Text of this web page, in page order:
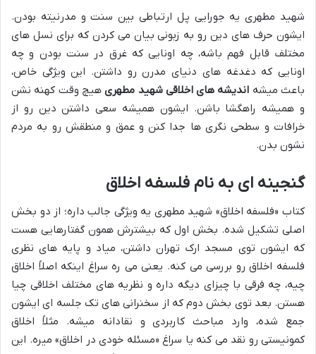
شهید مطهری یه جورایی پل ارتباطی بین سنت و مدرنیته بودن.
ایشون حرف های دین رو به زبونی بیان می کردن که برای نسل های
مختلف قابل فهم باشه، چه اونایی که غرق در سنت بودن و چه
اونایی که دغدغه های دنیای مدرن رو داشتن. این ویژگی خاص،
باعث میشه اندیشه های اخلاقی شهید مطهریهیچ وقت کهنه نشن
و همیشه راهگشا باشن. ایشون همیشه سعی داشتن دین رو از
خرافات و سطحی نگری ها جدا کنن و عمق و منطقش رو به مردم
نشون بدن.
گنجینه ای به نام فلسفه اخلاق
کتاب «فلسفه اخلاق» شهید مطهری یه ویژگی جالب داره؛ از دو بخش
اصلی تشکیل شده. بخش اول که بیشترش همون گفتارهایی هست
که ایشون توی مسجد ارک تهران داشتن، میاد و پایه های نظری
فلسفه اخلاق رو بررسی می کنه. یعنی می ره سراغ اینکه اصلاً اخلاق
چیه، چه فرقی با چیزای دیگه داره و نظریه های مختلف اخلاقی چیا
هستن. بعد توی بخش دوم که از سخنرانی های تک جلسه ای ایشون
جمع شده، وارد مباحث کاربردی و نقادانه میشه. مثلاً اخلاق
کمونیستی رو نقد می کنه یا سراغ «مسئله خودی در اخلاق» میره. این